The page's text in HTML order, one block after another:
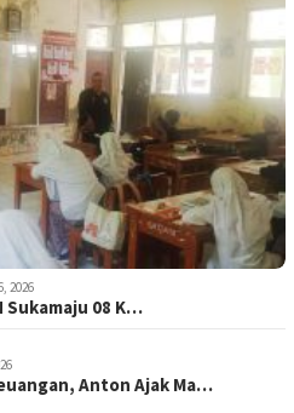
2026
Sukamaju 08 K…
Anton Ajak Ma…